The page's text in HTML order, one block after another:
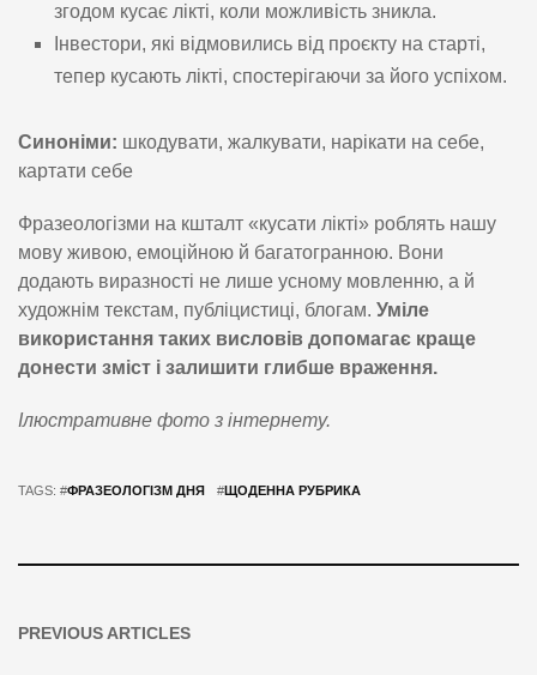
згодом кусає лікті, коли можливість зникла.
Інвестори, які відмовились від проєкту на старті,
тепер кусають лікті, спостерігаючи за його успіхом.
Синоніми: шкодувати, жалкувати, нарікати на себе,
картати себе
Фразеологізми на кшталт «кусати лікті» роблять нашу
мову живою, емоційною й багатогранною. Вони
додають виразності не лише усному мовленню, а й
художнім текстам, публіцистиці, блогам. Уміле
використання таких висловів допомагає краще
донести зміст і залишити глибше враження.
Ілюстративне фото з інтернету.
TAGS: #ФРАЗЕОЛОГІЗМ ДНЯ #ЩОДЕННА РУБРИКА
PREVIOUS ARTICLES